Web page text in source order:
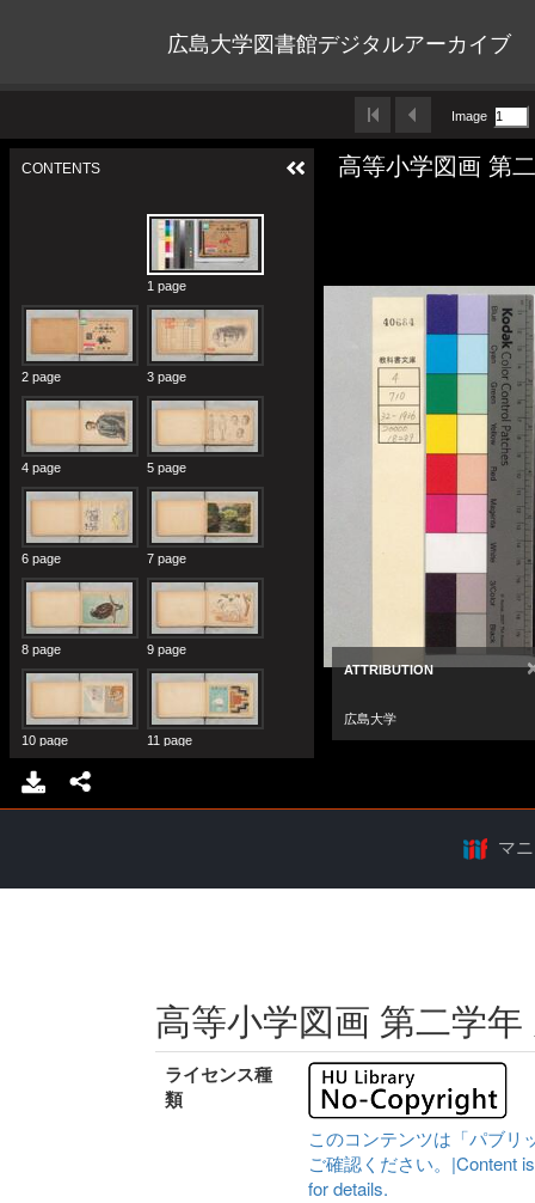
広島大学図書館デジタルアーカイブ
マ
高等小学図画 第二学
ライセンス種
類
このコンテンツは「パブリ
ご確認ください。|Content
for details.